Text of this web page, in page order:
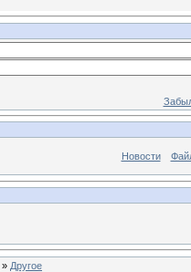
Новости
» Другое